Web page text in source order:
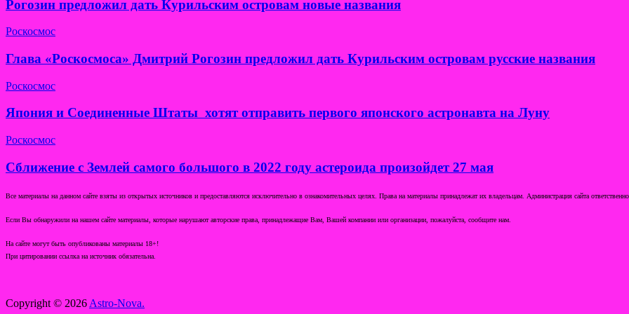
Рогозин предложил дать Курильским островам новые названия
Роскосмос
Глава «Роскосмоса» Дмитрий Рогозин предложил дать Курильским островам русские названия
Роскосмос
Япония и Соединенные Штаты хотят отправить первого японского астронавта на Луну
Роскосмос
Сближение с Землей самого большого в 2022 году астероида произойдет 27 мая
Все материалы на данном сайте взяты из открытых источников и предоставляются исключительно в ознакомительных целях. Права на материалы принадлежат их владельцам. Администрация сайта
Если Вы обнаружили на нашем сайте материалы, которые нарушают авторские права, принадлежащие Вам, Вашей компании или организации, пожалуйста, сообщите нам.
На сайте могут быть опубликованы материалы 18+!
При цитировании ссылка на источник обязательна.
Copyright © 2026 Astro-Nova.